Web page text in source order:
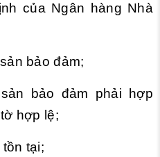
của Ngân hàng Nhà
bảo đảm;
bảo đảm phải hợp
hợp lệ;
tại;